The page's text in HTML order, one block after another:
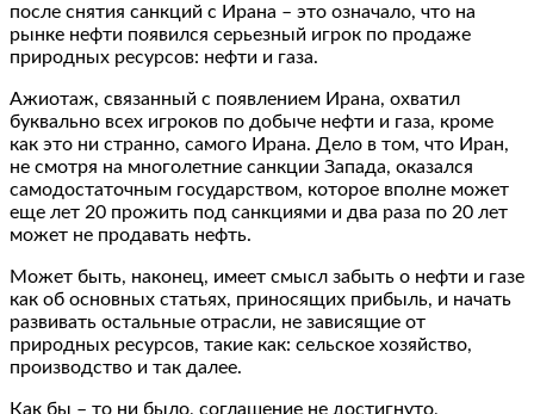
после снятия санкций с Ирана – это означало, что на
рынке нефти появился серьезный игрок по продаже
природных ресурсов: нефти и газа.
Ажиотаж, связанный с появлением Ирана, охватил
буквально всех игроков по добыче нефти и газа, кроме
как это ни странно, самого Ирана. Дело в том, что Иран,
не смотря на многолетние санкции Запада, оказался
самодостаточным государством, которое вполне может
еще лет 20 прожить под санкциями и два раза по 20 лет
может не продавать нефть.
Может быть, наконец, имеет смысл забыть о нефти и газе
как об основных статьях, приносящих прибыль, и начать
развивать остальные отрасли, не зависящие от
природных ресурсов, такие как: сельское хозяйство,
производство и так далее.
Как бы – то ни было, соглашение не достигнуто,